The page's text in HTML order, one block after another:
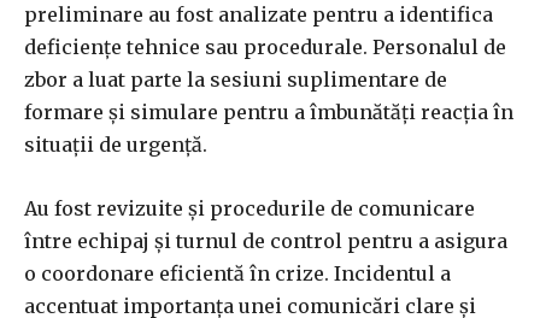
preliminare au fost analizate pentru a identifica
deficiențe tehnice sau procedurale. Personalul de
zbor a luat parte la sesiuni suplimentare de
formare și simulare pentru a îmbunătăți reacția în
situații de urgență.
Au fost revizuite și procedurile de comunicare
între echipaj și turnul de control pentru a asigura
o coordonare eficientă în crize. Incidentul a
accentuat importanța unei comunicări clare și